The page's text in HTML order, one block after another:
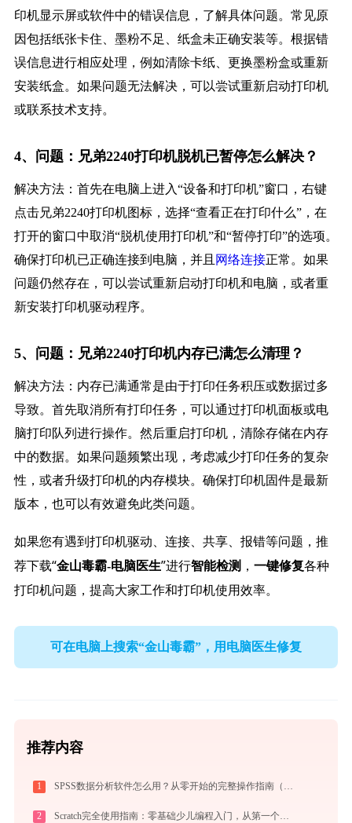
印机显示屏或软件中的错误信息，了解具体问题。常见原
因包括纸张卡住、墨粉不足、纸盒未正确安装等。根据错
误信息进行相应处理，例如清除卡纸、更换墨粉盒或重新
安装纸盒。如果问题无法解决，可以尝试重新启动打印机
或联系技术支持。
4、问题：兄弟2240打印机脱机已暂停怎么解决？
解决方法：首先在电脑上进入“设备和打印机”窗口，右键
点击兄弟2240打印机图标，选择“查看正在打印什么”，在
打开的窗口中取消“脱机使用打印机”和“暂停打印”的选项。
确保打印机已正确连接到电脑，并且 网络连接正常。如果
问题仍然存在，可以尝试重新启动打印机和电脑，或者重
新安装打印机驱动程序。
5、问题：兄弟2240打印机内存已满怎么清理？
解决方法：内存已满通常是由于打印任务积压或数据过多
导致。首先取消所有打印任务，可以通过打印机面板或电
脑打印队列进行操作。然后重启打印机，清除存储在内存
中的数据。如果问题频繁出现，考虑减少打印任务的复杂
性，或者升级打印机的内存模块。确保打印机固件是最新
版本，也可以有效避免此类问题。
如果您有遇到打印机驱动、连接、共享、报错等问题，推
荐下载“金山毒霸-电脑医生”进行智能检测， 一键修复各种
打印机问题，提高大家工作和打印机使用效率。
可在电脑上搜索“金山毒霸”，用电脑医生修复
推荐内容
1 SPSS数据分析软件怎么用？从零开始的完整操作指南（附实战案例）
2 Scratch完全使用指南：零基础少儿编程入门，从第一个作品到独立创作（2026最新）